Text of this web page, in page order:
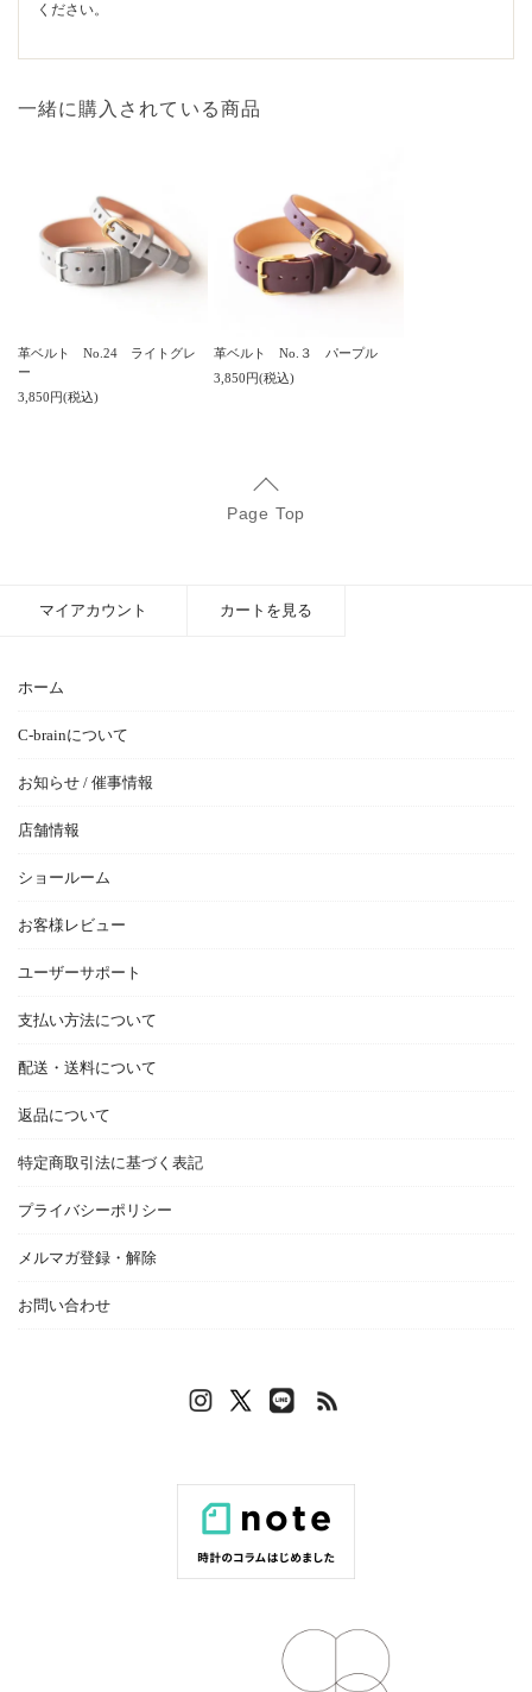
ください。
一緒に購入されている商品
革ベルト No.24 ライトグレ
ー
3,850円(税込)
革ベルト No.３ パープル
3,850円(税込)
Page Top
ホーム
C-brainについて
お知らせ / 催事情報
店舗情報
ショールーム
お客様レビュー
ユーザーサポート
支払い方法について
配送・送料について
返品について
特定商取引法に基づく表記
プライバシーポリシー
メルマガ登録・解除
お問い合わせ
マイアカウント カートを見る